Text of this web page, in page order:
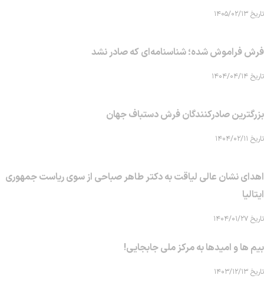
تاریخ ۱۴۰۵/۰۲/۱۳
فرش فراموش شده؛ شناسنامه‌ای که صادر نشد
تاریخ ۱۴۰۴/۰۴/۱۴
بزرگترین صادرکنندگان فرش دستباف جهان
تاریخ ۱۴۰۴/۰۲/۱۱
اهدای نشان عالی لیاقت به دکتر طاهر صباحی از سوی ریاست جمهوری
ایتالیا
تاریخ ۱۴۰۴/۰۱/۲۷
بیم ها و امیدها به مرکز ملی جابجایی!
تاریخ ۱۴۰۳/۱۲/۱۳